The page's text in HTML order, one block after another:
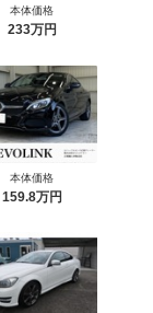
本体価格
233万円
本体価格
159.8万円